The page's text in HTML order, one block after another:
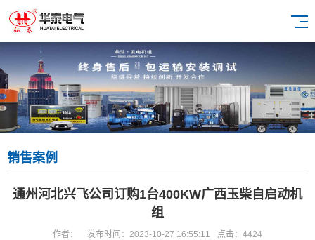
销售案例
通州河北兴飞公司订购1台400KW广西玉柴自启动机
组
作者： 发布时间：2023-10-27 16:55:11 点击：4424